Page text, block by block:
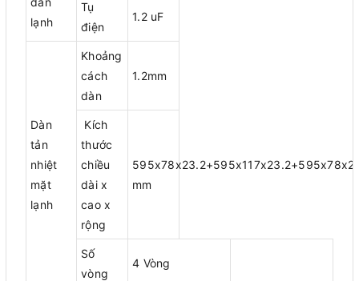
lạnh
Tụ
điện
1.2 uF
Dàn
tản
nhiệt
mặt
lạnh
Khoảng
cách
dàn
1.2mm
Kích
thước
chiều
dài x
cao x
rộng
mm
Số
vòng
4 Vòng